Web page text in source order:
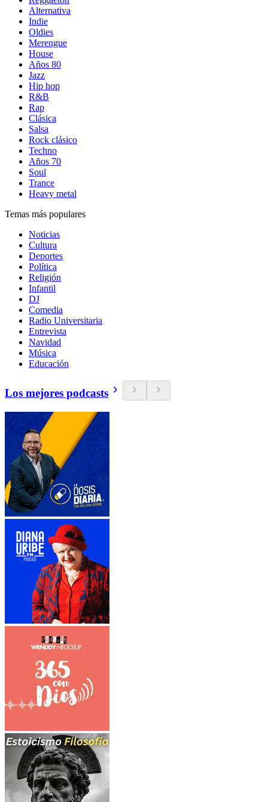
Alternativa
Indie
Oldies
Merengue
House
Años 80
Jazz
Hip hop
R&B
Rap
Clásica
Salsa
Rock clásico
Techno
Años 70
Soul
Trance
Heavy metal
Temas más populares
Noticias
Cultura
Deportes
Política
Religión
Infantil
DJ
Comedia
Radio Universitaria
Entrevista
Navidad
Música
Educación
Los mejores podcasts